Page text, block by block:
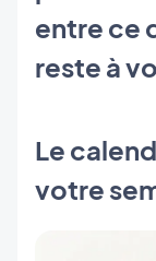
entre ce
reste à
Le
votre